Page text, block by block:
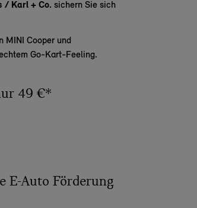
/ Karl + Co. sichern Sie sich
MINI Cooper und
Go-Kart-Feeling.
49 €*
E-Auto Förderung